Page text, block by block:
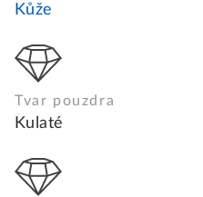
Kůže
Tvar pouzdra
Kulaté